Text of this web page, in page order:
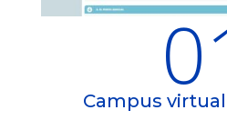
Campus